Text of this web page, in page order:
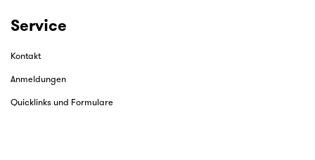
Service
Kontakt
Anmeldungen
Quicklinks und Formulare